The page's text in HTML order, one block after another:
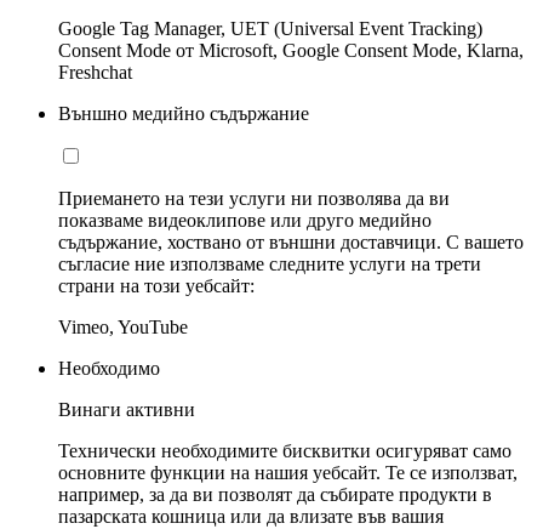
Google Tag Manager, UET (Universal Event Tracking)
Consent Mode от Microsoft, Google Consent Mode, Klarna,
Freshchat
Външно медийно съдържание
Приемането на тези услуги ни позволява да ви
показваме видеоклипове или друго медийно
съдържание, хоствано от външни доставчици. С вашето
съгласие ние използваме следните услуги на трети
страни на този уебсайт:
Vimeo, YouTube
Необходимо
Винаги активни
Технически необходимите бисквитки осигуряват само
основните функции на нашия уебсайт. Те се използват,
например, за да ви позволят да събирате продукти в
пазарската кошница или да влизате във вашия